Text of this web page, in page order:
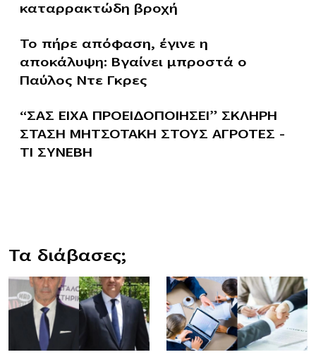
καταρρακτώδη βροχή
Το πήρε απόφαση, έγινε η
αποκάλυψη: Βγαίνει μπροστά ο
Παύλος Ντε Γκρες
“ΣΑΣ ΕΙΧΑ ΠΡΟΕΙΔΟΠΟΙΗΣΕΙ” ΣΚΛΗΡΗ
ΣΤΑΣΗ ΜΗΤΣΟΤΑΚΗ ΣΤΟΥΣ ΑΓΡΟΤΕΣ –
ΤΙ ΣΥΝΕΒΗ
Τα διάβασες;